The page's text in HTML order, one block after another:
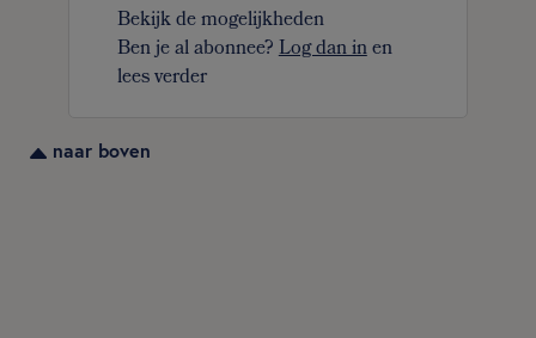
Bekijk de mogelijkheden
Ben je al abonnee?Log dan inen
lees verder
naar boven